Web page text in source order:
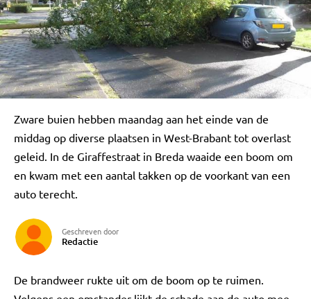
Zware buien hebben maandag aan het einde van de
middag op diverse plaatsen in West-Brabant tot overlast
geleid. In de Giraffestraat in Breda waaide een boom om
en kwam met een aantal takken op de voorkant van een
auto terecht.
Geschreven door
Redactie
De brandweer rukte uit om de boom op te ruimen.